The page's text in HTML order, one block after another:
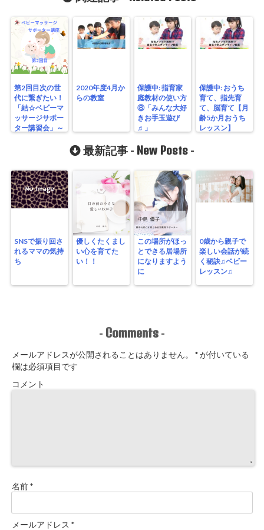
第2回目次の世
代に繋ぎたい！
「結☆ベビーマ
ッサージサポー
ター講習会」～
2020年度4月か
らの教室
保護中: 指育家
庭教材の使い方
⑧「みんな大好
きお手玉遊び
♬」
保護中: おうち
育て、指先育
て、脳育て【月
齢5か月おうち
レッスン】
最新記事 - New Posts -
SNSで振り回さ
れるママの気持
ち
優しくたくまし
い心を育てた
い！！
この場所がほっ
とできる居場所
になりますよう
に
0歳から親子で
楽しい会話が続
く秘訣♫ベビー
レッスン♫
- Comments -
メールアドレスが公開されることはありません。 *が付いている
欄は必須項目です
コメント
名前*
メールアドレス *